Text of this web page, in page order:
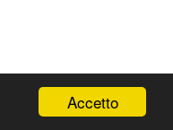
Accetto